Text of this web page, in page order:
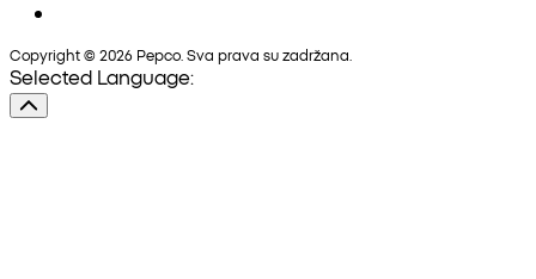
Copyright © 2026 Pepco. Sva prava su zadržana.
Selected Language: